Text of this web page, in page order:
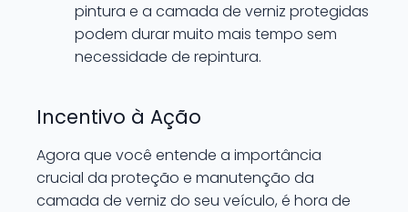
pintura e a camada de verniz protegidas
podem durar muito mais tempo sem
necessidade de repintura.
Incentivo à Ação
Agora que você entende a importância
crucial da proteção e manutenção da
camada de verniz do seu veículo, é hora de